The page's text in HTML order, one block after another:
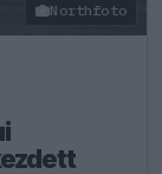
Northfoto